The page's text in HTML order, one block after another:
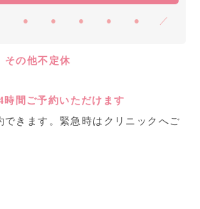
● ● ● ● ● ／
その他不定休
間ご予約いただけます
きます。緊急時はクリニックへご